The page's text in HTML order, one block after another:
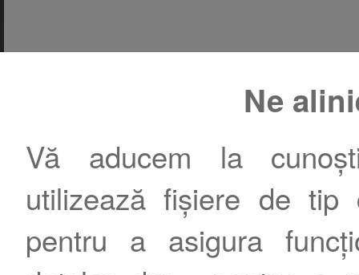
Ne
Vă aducem la
utilizează fișiere de tip
pentru a asigura
Contact|Termeni şi condiţii Publicitate